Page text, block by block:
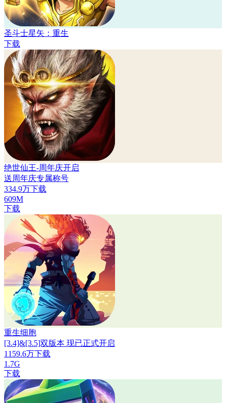
圣斗士星矢：重生
下载
绝世仙王-周年庆开启
送周年庆专属称号
334.9万下载
609M
下载
重生细胞
[3.4]&[3.5]双版本 现已正式开启
1159.6万下载
1.7G
下载